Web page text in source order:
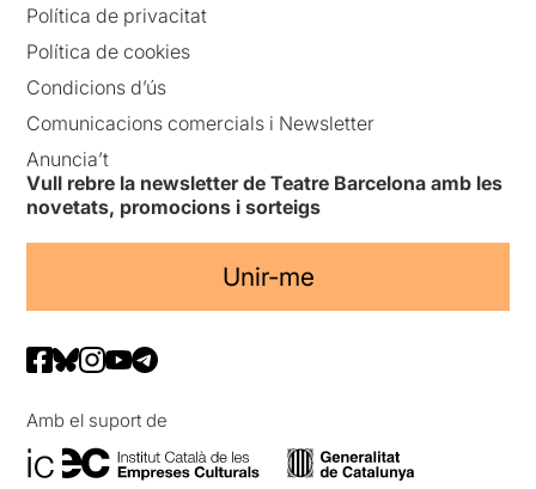
Política de privacitat
Política de cookies
Condicions d’ús
Comunicacions comercials i Newsletter
Anuncia’t
Vull rebre la newsletter de Teatre Barcelona amb les
novetats, promocions i sorteigs
Unir-me
Amb el suport de